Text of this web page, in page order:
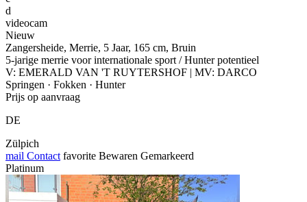
d
videocam
Nieuw
Zangersheide, Merrie, 5 Jaar, 165 cm, Bruin
5-jarige merrie voor internationale sport / Hunter potentieel
V: EMERALD VAN 'T RUYTERSHOF | MV: DARCO
Springen · Fokken · Hunter
Prijs op aanvraag
DE
Zülpich
mail Contact favorite Bewaren Gemarkeerd
Platinum